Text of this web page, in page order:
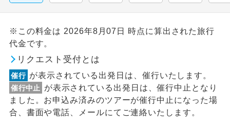
※この料金は 2026年8月07日 時点に算出された旅行
代金です。
リクエスト受付とは
催行 が表示されている出発日は、催行いたします。
催行中止
が表示されている出発日は、催行中止となり
ました。お申込み済みのツアーが催行中止になった場
合、書面や電話、メールにてご連絡いたします。